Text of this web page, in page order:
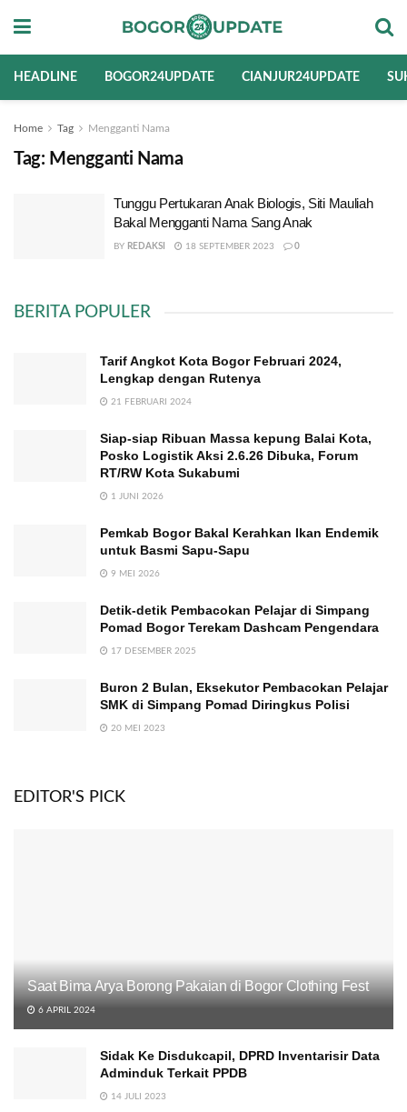
HEADLINE BOGOR24UPDATE CIANJUR24UPDATE
Home Tag Mengganti Nama
Tag: Mengganti Nama
Tunggu Pertukaran Anak Biologis, Siti Mauliah
Bakal Mengganti Nama Sang Anak
BY REDAKSI 18 SEPTEMBER 2023 0
BERITA POPULER
Tarif Angkot Kota Bogor Februari 2024,
Lengkap dengan Rutenya
21 FEBRUARI 2024
Siap-siap Ribuan Massa kepung Balai Kota,
Posko Logistik Aksi 2.6.26 Dibuka, Forum
RT/RW Kota Sukabumi
1 JUNI 2026
Pemkab Bogor Bakal Kerahkan Ikan Endemik
untuk Basmi Sapu-Sapu
9 MEI 2026
Detik-detik Pembacokan Pelajar di Simpang
Pomad Bogor Terekam Dashcam Pengendara
17 DESEMBER 2025
Buron 2 Bulan, Eksekutor Pembacokan Pelajar
SMK di Simpang Pomad Diringkus Polisi
20 MEI 2023
EDITOR'S PICK
Saat Bima Arya Borong Pakaian di Bogor Clothing Fest
6 APRIL 2024
Sidak Ke Disdukcapil, DPRD Inventarisir Data
Adminduk Terkait PPDB
14 JULI 2023